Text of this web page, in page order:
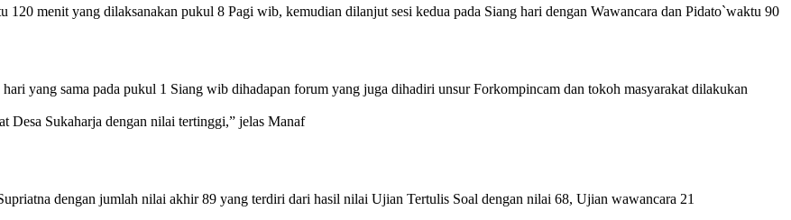
120 menit yang dilaksanakan pukul 8 Pagi wib, kemudian dilanjut sesi kedua pada Siang hari dengan Wawancara dan Pidato`waktu 90
yang sama pada pukul 1 Siang wib dihadapan forum yang juga dihadiri unsur Forkompincam dan tokoh masyarakat dilakukan
Desa Sukaharja dengan nilai tertinggi,” jelas Manaf
dengan jumlah nilai akhir 89 yang terdiri dari hasil nilai Ujian Tertulis Soal dengan nilai 68, Ujian wawancara 21